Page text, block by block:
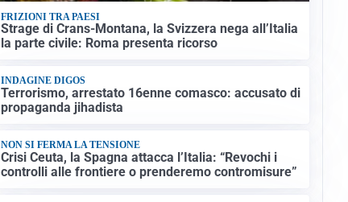
FRIZIONI TRA PAESI
Strage di Crans-Montana, la Svizzera nega all’Italia
la parte civile: Roma presenta ricorso
INDAGINE DIGOS
Terrorismo, arrestato 16enne comasco: accusato di
propaganda jihadista
NON SI FERMA LA TENSIONE
Crisi Ceuta, la Spagna attacca l’Italia: “Revochi i
controlli alle frontiere o prenderemo contromisure”